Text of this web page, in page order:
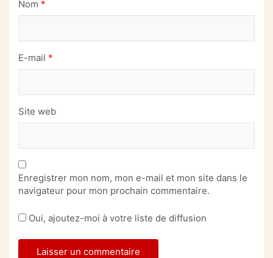
Nom *
E-mail *
Site web
Enregistrer mon nom, mon e-mail et mon site dans le
navigateur pour mon prochain commentaire.
Oui, ajoutez-moi à votre liste de diffusion